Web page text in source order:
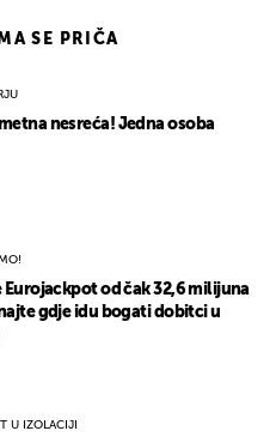
SE PRIČA
nesreća! Jedna osoba
Eurojackpot od čak 32,6 milijuna
gdje idu bogati dobitci u
U IZOLACIJI